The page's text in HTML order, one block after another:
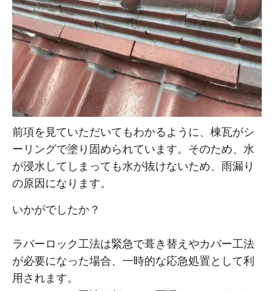
前項を見ていただいてもわかるように、棟瓦がシ
ーリングで塗り固められています。そのため、水
が浸水してしまっても水が抜けないため、雨漏り
の原因になります。
いかがでしたか？
ラバーロック工法は緊急で葺き替えやカバー工法
が必要になった場合、一時的な応急処置として利
用されます。